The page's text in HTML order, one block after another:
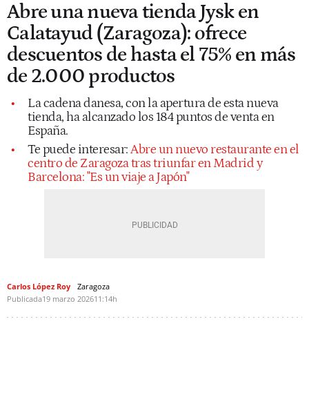
Abre una nueva tienda Jysk en
Calatayud (Zaragoza): ofrece
descuentos de hasta el 75% en más
de 2.000 productos
La cadena danesa, con la apertura de esta nueva
tienda, ha alcanzado los 184 puntos de venta en
España.
Te puede interesar:Abre un nuevo restaurante en el
centro de Zaragoza tras triunfar en Madrid y
Barcelona: "Es un viaje a Japón"
Carlos López Roy
Zaragoza
Publicada19 marzo 202611:14h